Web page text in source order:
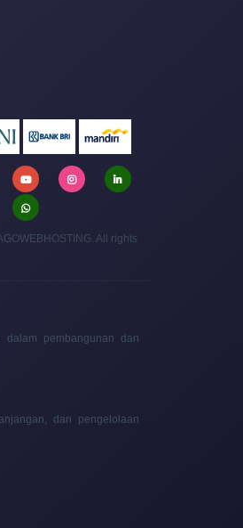
All rights
pembangunan dan
dan pengelolaan